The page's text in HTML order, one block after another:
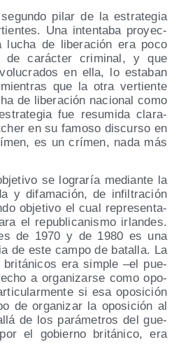
pilar de la estra­te­gia
Una inten­ta­ba pro­yec­
de libe­ra­ción era poco
de carác­ter cri­mi­nal, y que
en ella, lo esta­ban
que la otra ver­tien­te
de libe­ra­ción nacio­nal como
fue resu­mi­da cla­ra­
en su famo­so dis­cur­so en
es un crí­men, nada más
se logra­ría median­te la
y difa­ma­ción, de infil­tra­ción
obje­ti­vo el cual repre­sen­ta­
el repu­bli­ca­nis­mo irlan­des.
de 1970 y de 1980 es una
de este cam­po de bata­lla. La
bri­tá­ni­cos era sim­ple –el pue­
a orga­ni­zar­se como opo­
si esa opo­si­ción
de orga­ni­zar la opo­si­ción al
de los pará­me­tros del gue­
el gobierno bri­tá­ni­co, era